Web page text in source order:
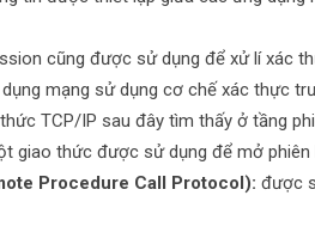
cũng được sử dụng để xử lí xác
mạng sử dụng cơ chế xác thực
TCP/IP sau đây tìm thấy ở tầng
giao thức được sử dụng để mở
Procedure Call Protocol): được